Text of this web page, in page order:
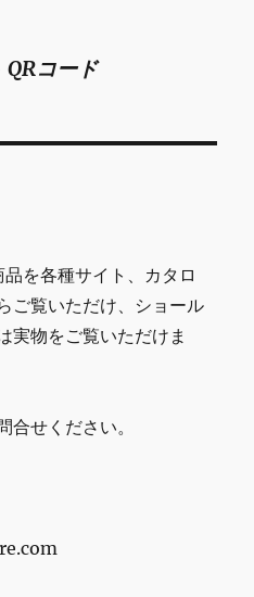
コード
を各種サイト、カタロ
ご覧いただけ、ショール
実物をご覧いただけま
合せください。